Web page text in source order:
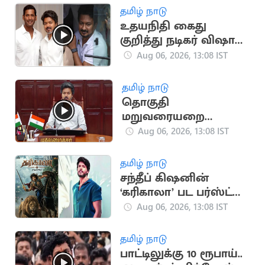
தனித் தீர்மானம்
தமிழ் நாடு
உதயநிதி கைது
குறித்து நடிகர் விஷால்
கருத்து
Aug 06, 2026, 13:08 IST
தமிழ் நாடு
தொகுதி
மறுவரையறை
விவகாரம்.. அனைத்து
விஜய் அழைப்பு
Aug 06, 2026, 13:08 IST
தமிழ் நாடு
சந்தீப் கிஷனின்
‘கரிகாலா’ பட பர்ஸ்ட்
லுக் வெளியீடு
Aug 06, 2026, 13:08 IST
தமிழ் நாடு
பாட்டிலுக்கு 10 ரூபாய்..